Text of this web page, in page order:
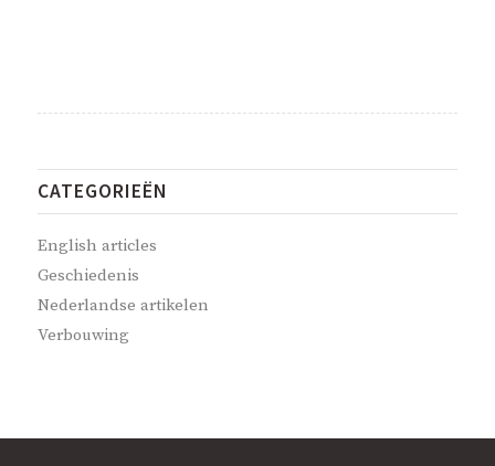
CATEGORIEËN
English articles
Geschiedenis
Nederlandse artikelen
Verbouwing